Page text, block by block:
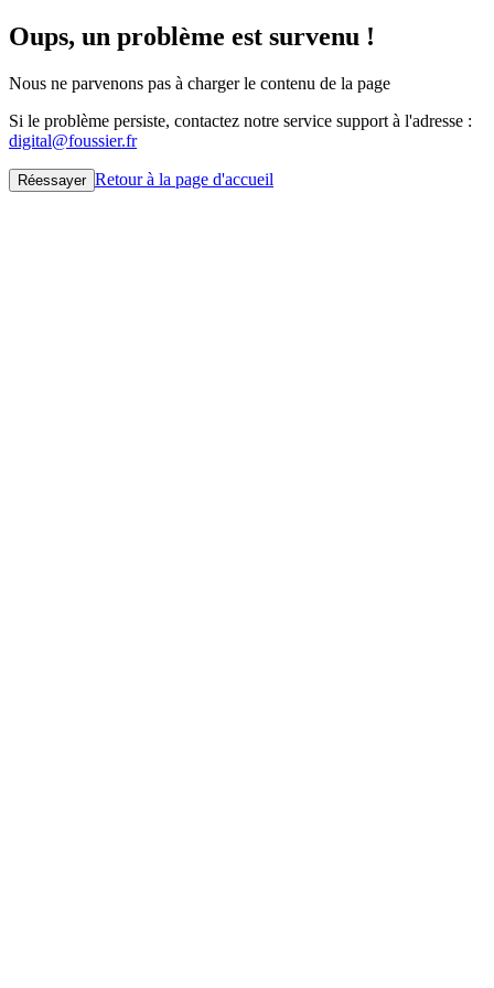
Oups, un problème est survenu !
Nous ne parvenons pas à charger le contenu de la page
Si le problème persiste, contactez notre service support à l'adresse :
digital@foussier.fr
Réessayer Retour à la page d'accueil